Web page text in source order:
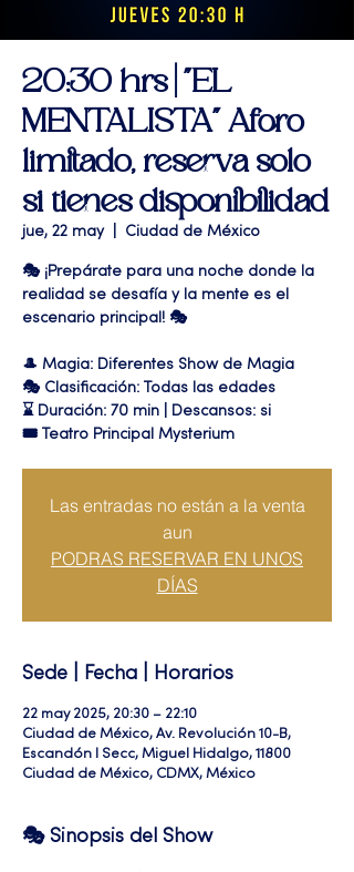
20:30 hrs | "EL
MENTALISTA" Aforo
limitado, reserva solo
si tienes disponibilidad
jue, 22 may
  |
Ciudad de México
🎭 ¡Prepárate para una noche donde la
realidad se desafía y la mente es el
escenario principal! 🎭
🎩 Magia: Diferentes Show de Magia
🎭 Clasificación: Todas las edades
⌛ Duración: 70 min | Descansos: si
🎟 Teatro Principal Mysterium
Las entradas no están a la venta
aun
PODRAS RESERVAR EN UNOS
DÍAS
Sede | Fecha | Horarios
22 may 2025, 20:30 – 22:10
Ciudad de México, Av. Revolución 10-B,
Escandón I Secc, Miguel Hidalgo, 11800
Ciudad de México, CDMX, México
🎭 Sinopsis del Show